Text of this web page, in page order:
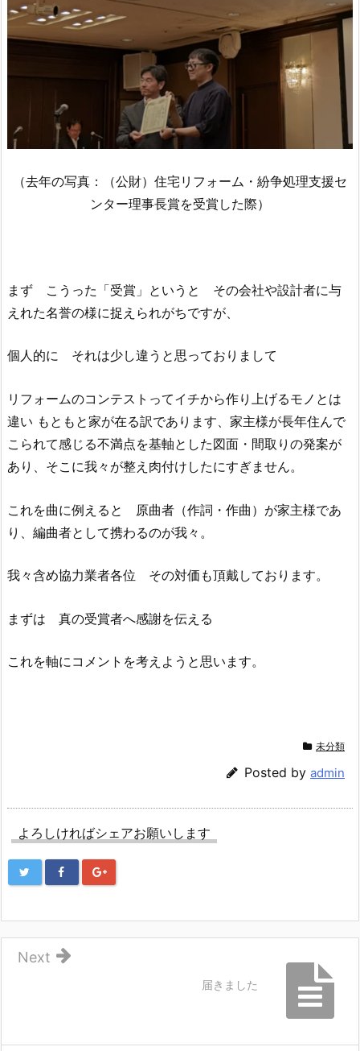
（去年の写真：（公財）住宅リフォーム・紛争処理支援セ
ンター理事長賞を受賞した際）
まず こうった「受賞」というと その会社や設計者に与
えれた名誉の様に捉えられがちですが、
個人的に それは少し違うと思っておりまして
リフォームのコンテストってイチから作り上げるモノとは
違い もともと家が在る訳であります、家主様が長年住んで
こられて感じる不満点を基軸とした図面・間取りの発案が
あり、そこに我々が整え肉付けしたにすぎません。
これを曲に例えると 原曲者（作詞・作曲）が家主様であ
り、編曲者として携わるのが我々。
我々含め協力業者各位 その対価も頂戴しております。
まずは 真の受賞者へ感謝を伝える
これを軸にコメントを考えようと思います。
未分類
Posted by admin
よろしければシェアお願いします
届きました
Next